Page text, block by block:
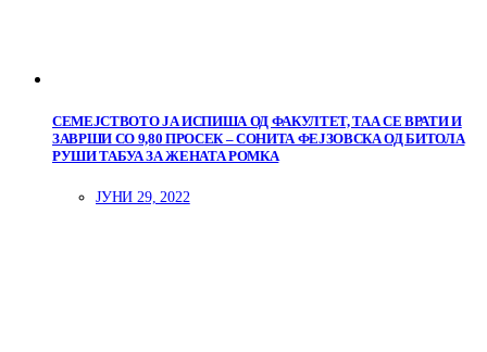
СЕМЕЈСТВОТО ЈА ИСПИША ОД ФАКУЛТЕТ, ТАА СЕ ВРАТИ И
ЗАВРШИ СО 9,80 ПРОСЕК – СОНИТА ФЕЈЗОВСКА ОД БИТОЛА
РУШИ ТАБУА ЗА ЖЕНАТА РОМКА
ЈУНИ 29, 2022